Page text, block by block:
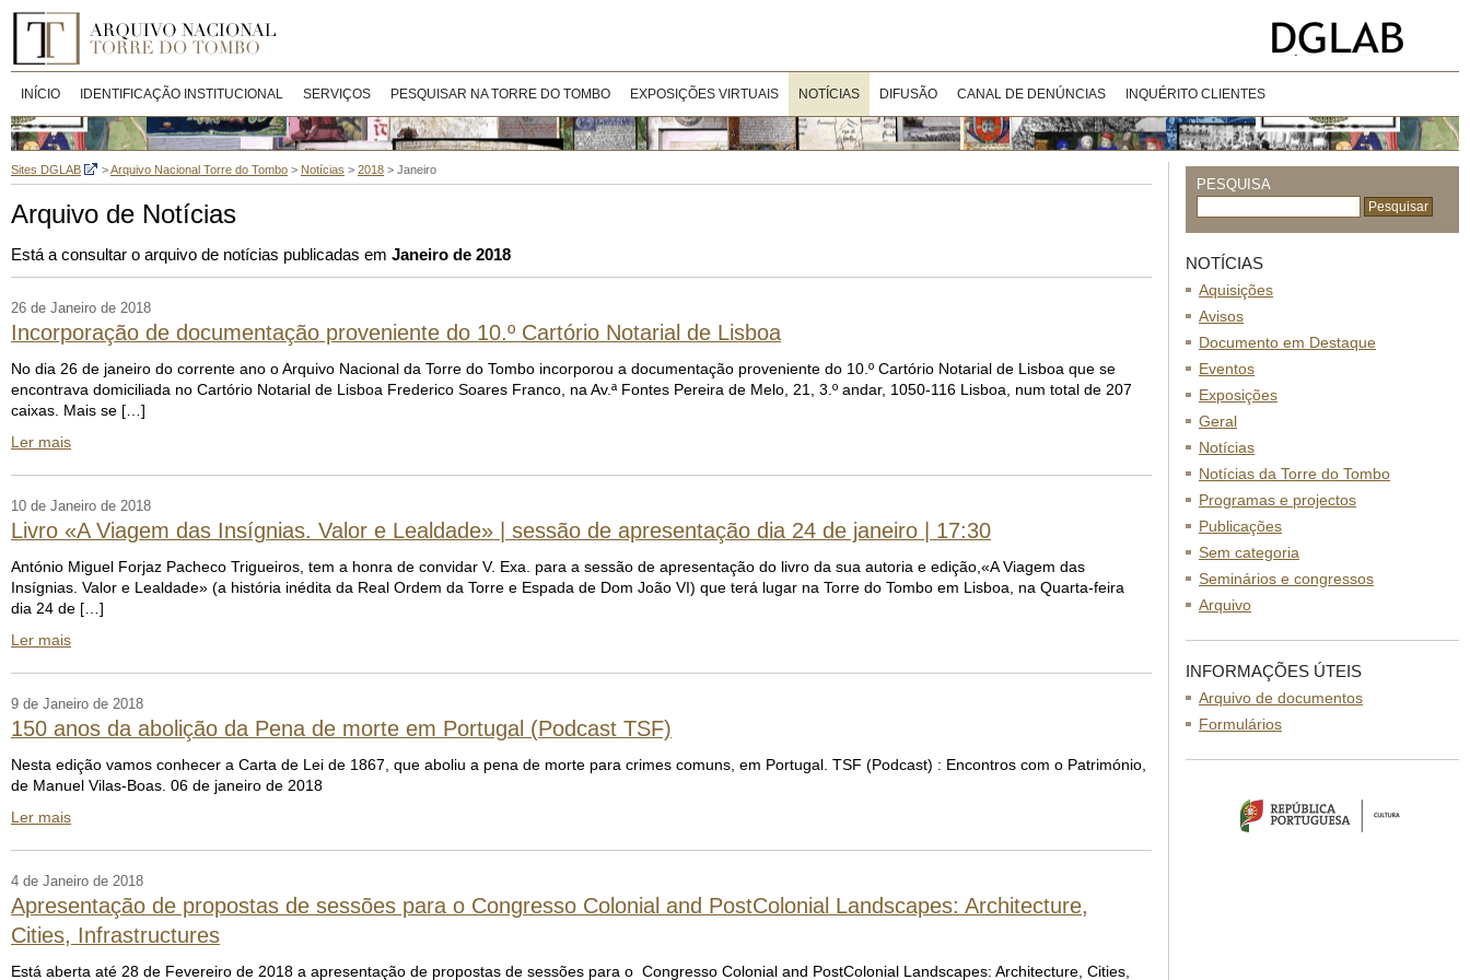
INÍCIO IDENTIFICAÇÃO INSTITUCIONAL SERVIÇOS PESQUISAR NA TORRE DO TOMBO EXPOSIÇÕES VIRTUAIS NOTÍCIAS DIFUSÃO CANAL DE DENÚNCIAS INQUÉRITO CLIENTES
Sites DGLAB >Arquivo Nacional Torre do Tombo > Notícias > 2018 > Janeiro
Arquivo de Notícias
Está a consultar o arquivo de notícias publicadas em Janeiro de 2018
26 de Janeiro de 2018
Incorporação de documentação proveniente do 10.º Cartório Notarial de Lisboa
No dia 26 de janeiro do corrente ano o Arquivo Nacional da Torre do Tombo incorporou a documentação proveniente do 10.º Cartório Notarial de Lisboa que se
encontrava domiciliada no Cartório Notarial de Lisboa Frederico Soares Franco, na Av.ª Fontes Pereira de Melo, 21, 3.º andar, 1050-116 Lisboa, num total de 207
caixas. Mais se […]
Ler mais
10 de Janeiro de 2018
Livro «A Viagem das Insígnias. Valor e Lealdade» | sessão de apresentação dia 24 de janeiro | 17:30
António Miguel Forjaz Pacheco Trigueiros, tem a honra de convidar V. Exa. para a sessão de apresentação do livro da sua autoria e edição,«A Viagem das
Insígnias. Valor e Lealdade» (a história inédita da Real Ordem da Torre e Espada de Dom João VI) que terá lugar na Torre do Tombo em Lisboa, na Quarta-feira
dia 24 de […]
Ler mais
9 de Janeiro de 2018
150 anos da abolição da Pena de morte em Portugal (Podcast TSF)
Nesta edição vamos conhecer a Carta de Lei de 1867, que aboliu a pena de morte para crimes comuns, em Portugal. TSF (Podcast) : Encontros com o Património,
de Manuel Vilas-Boas. 06 de janeiro de 2018
Ler mais
4 de Janeiro de 2018
Apresentação de propostas de sessões para o Congresso Colonial and PostColonial Landscapes: Architecture,
Cities, Infrastructures
Está aberta até 28 de Fevereiro de 2018 a apresentação de propostas de sessões para o Congresso Colonial and PostColonial Landscapes: Architecture, Cities,
PESQUISA
NOTÍCIAS
Aquisições
Avisos
Documento em Destaque
Eventos
Exposições
Geral
Notícias
Notícias da Torre do Tombo
Programas e projectos
Publicações
Sem categoria
Seminários e congressos
Arquivo
INFORMAÇÕES ÚTEIS
Arquivo de documentos
Formulários